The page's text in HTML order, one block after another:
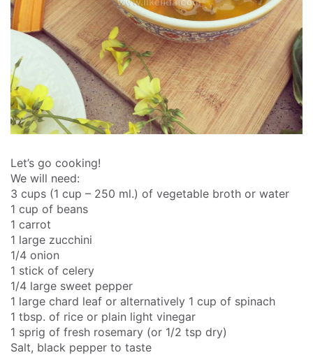
Let’s go cooking!
We will need:
3 cups (1 cup – 250 ml.) of vegetable broth or water
1 cup of beans
1 carrot
1 large zucchini
1/4 onion
1 stick of celery
1/4 large sweet pepper
1 large chard leaf or alternatively 1 cup of spinach
1 tbsp. of rice or plain light vinegar
1 sprig of fresh rosemary (or 1/2 tsp dry)
Salt, black pepper to taste